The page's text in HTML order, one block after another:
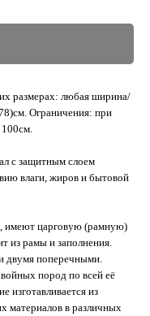
размерах: любая ширина/
Ограничения: при
с защитным слоем
влаги, жиров и бытовой
имеют царговую (рамную)
из рамы и заполнения.
двумя поперечными.
пород по всей её
изготавливается из
материалов в различных